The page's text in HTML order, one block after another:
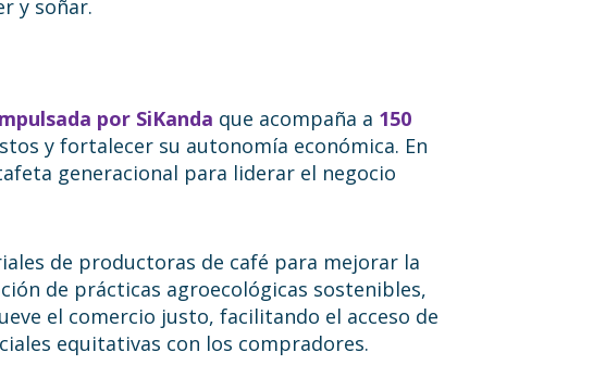
y soñar.
por SiKanda que acompaña a 150
y fortalecer su autonomía económica. En
generacional para liderar el negocio
de productoras de café para mejorar la
de prácticas agroecológicas sostenibles,
el comercio justo, facilitando el acceso de
equitativas con los compradores.